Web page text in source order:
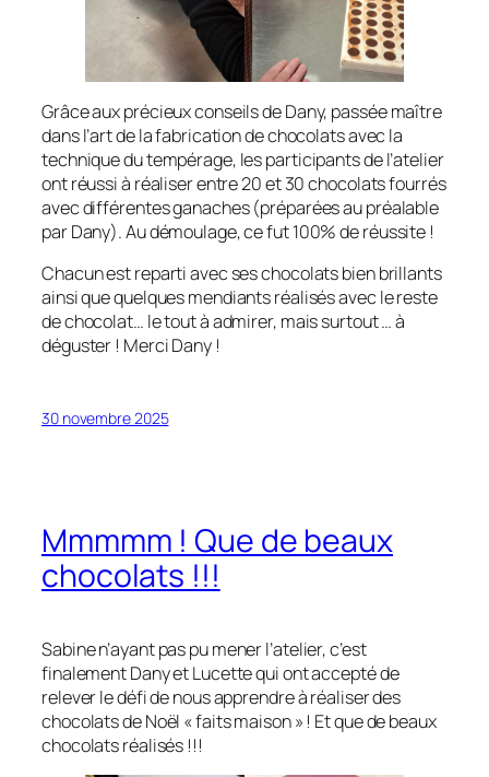
Grâce aux précieux conseils de Dany, passée maître
dans l’art de la fabrication de chocolats avec la
technique du tempérage, les participants de l’atelier
ont réussi à réaliser entre 20 et 30 chocolats fourrés
avec différentes ganaches (préparées au préalable
par Dany). Au démoulage, ce fut 100% de réussite !
Chacun est reparti avec ses chocolats bien brillants
ainsi que quelques mendiants réalisés avec le reste
de chocolat… le tout à admirer, mais surtout … à
déguster ! Merci Dany !
30 novembre 2025
Mmmmm ! Que de beaux
chocolats !!!
Sabine n’ayant pas pu mener l’atelier, c’est
finalement Dany et Lucette qui ont accepté de
relever le défi de nous apprendre à réaliser des
chocolats de Noël « faits maison » ! Et que de beaux
chocolats réalisés !!!